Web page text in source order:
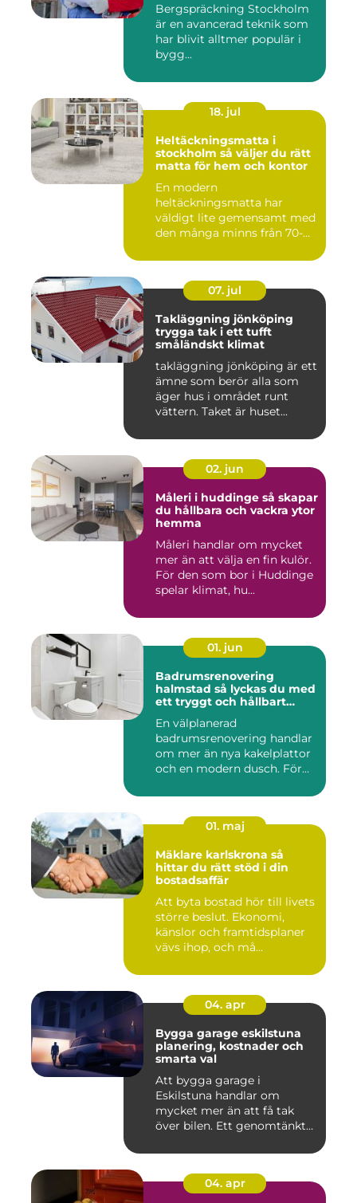
Bergspräckning Stockholm
är en avancerad teknik som
har blivit alltmer populär i
bygg...
18. jul
Heltäckningsmatta i
stockholm så väljer du rätt
matta för hem och kontor
En modern
heltäckningsmatta har
väldigt lite gemensamt med
den många minns från 70-
07. jul
Takläggning jönköping
trygga tak i ett tufft
småländskt klimat
takläggning jönköping är ett
ämne som berör alla som
äger hus i området runt
vättern. Taket är huset...
02. jun
Måleri i huddinge så skapar
du hållbara och vackra ytor
hemma
Måleri handlar om mycket
mer än att välja en fin kulör.
För den som bor i Huddinge
spelar klimat, hu...
01. jun
Badrumsrenovering
halmstad så lyckas du med
ett tryggt och hållbart
En välplanerad
badrumsrenovering handlar
om mer än nya kakelplattor
och en modern dusch. För
01. maj
Mäklare karlskrona så
hittar du rätt stöd i din
bostadsaffär
Att byta bostad hör till livets
större beslut. Ekonomi,
känslor och framtidsplaner
vävs ihop, och må...
04. apr
Bygga garage eskilstuna
planering, kostnader och
smarta val
Att bygga garage i
Eskilstuna handlar om
mycket mer än att få tak
över bilen. Ett genomtänkt
04. apr